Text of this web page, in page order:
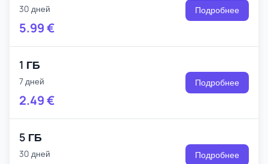
30 дней
5.99€
Подробнее
1 ГБ
7 дней
2.49€
Подробнее
5 ГБ
30 дней Подробнее